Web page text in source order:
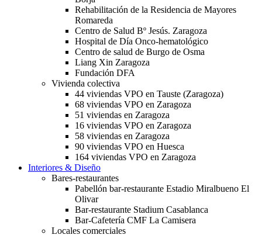
Rehabilitación de la Residencia de Mayores
Romareda
Centro de Salud Bº Jesús. Zaragoza
Hospital de Día Onco-hematológico
Centro de salud de Burgo de Osma
Liang Xin Zaragoza
Fundación DFA
Vivienda colectiva
44 viviendas VPO en Tauste (Zaragoza)
68 viviendas VPO en Zaragoza
51 viviendas en Zaragoza
16 viviendas VPO en Zaragoza
58 viviendas en Zaragoza
90 viviendas VPO en Huesca
164 viviendas VPO en Zaragoza
Interiores & Diseño
Bares-restaurantes
Pabellón bar-restaurante Estadio Miralbueno El
Olivar
Bar-restaurante Stadium Casablanca
Bar-Cafetería CMF La Camisera
Locales comerciales